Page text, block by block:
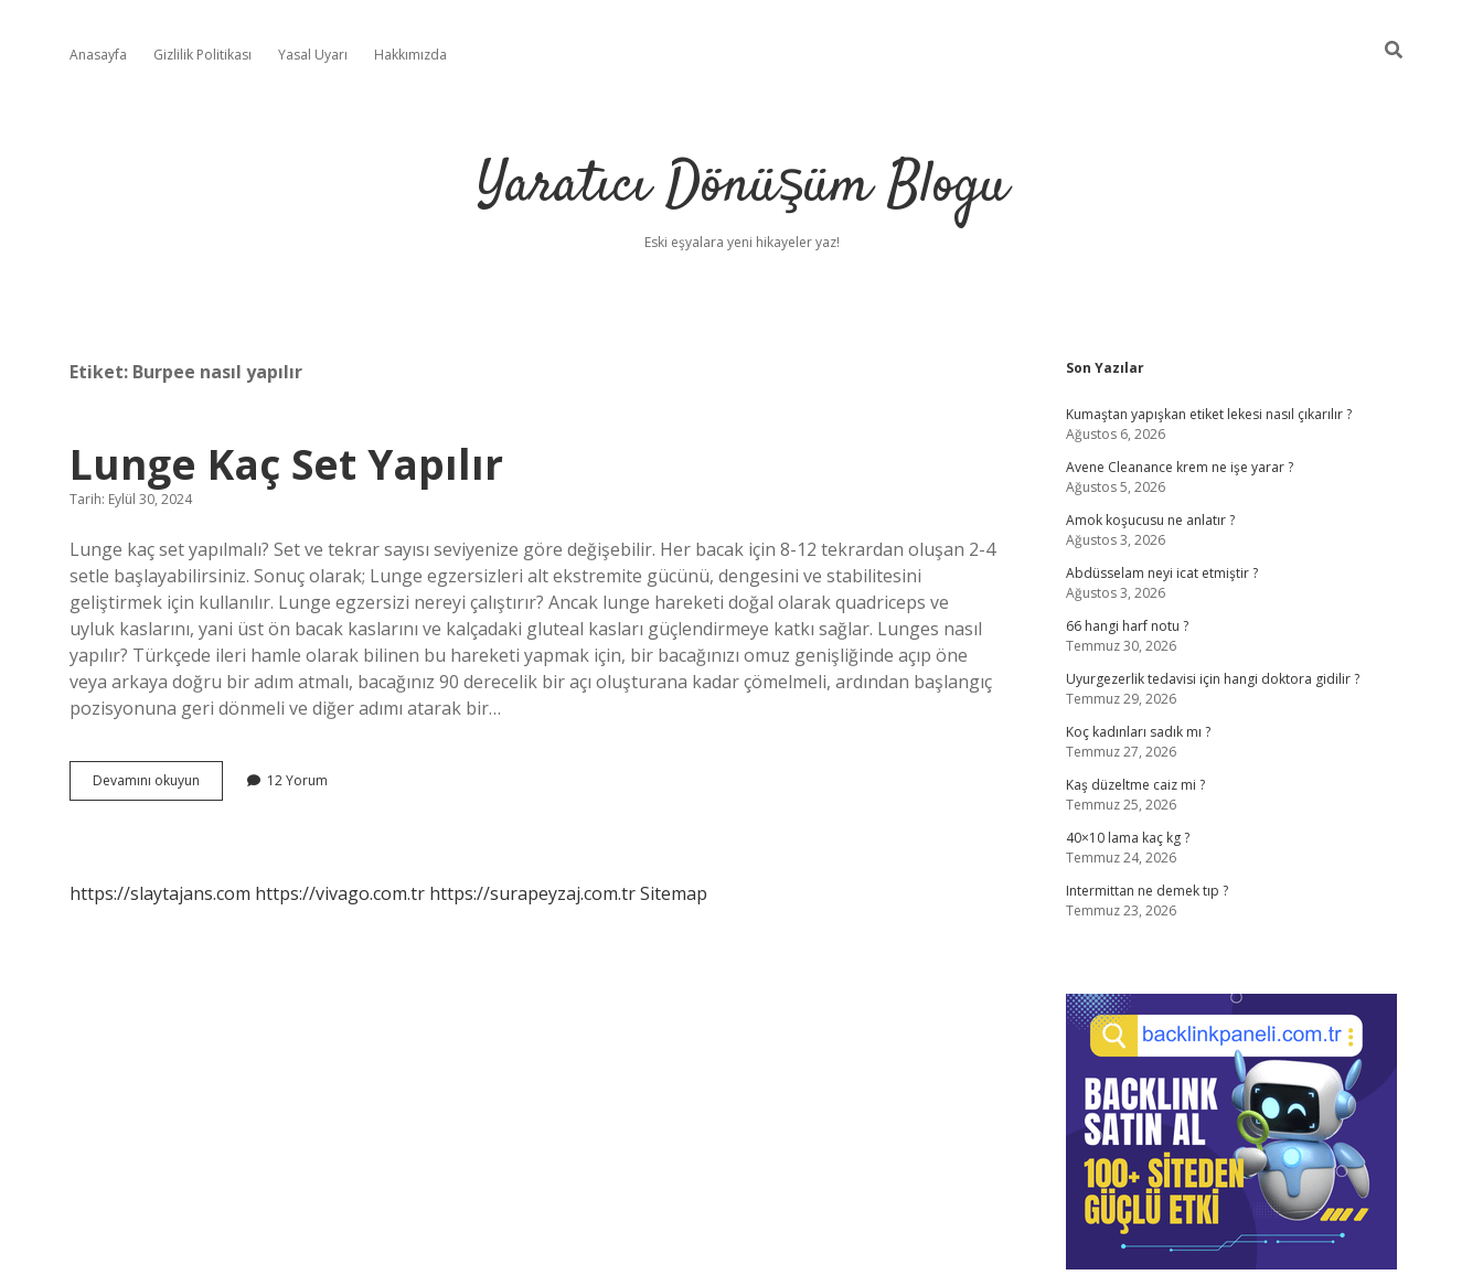
Anasayfa Gizlilik Politikası Yasal Uyarı Hakkımızda
Yaratıcı Dönüşüm Blogu
Eski eşyalara yeni hikayeler yaz!
Etiket: Burpee nasıl yapılır
Lunge Kaç Set Yapılır
Tarih: Eylül 30, 2024
Lunge kaç set yapılmalı? Set ve tekrar sayısı seviyenize göre değişebilir. Her bacak için 8-12 tekrardan oluşan 2-4
setle başlayabilirsiniz. Sonuç olarak; Lunge egzersizleri alt ekstremite gücünü, dengesini ve stabilitesini
geliştirmek için kullanılır. Lunge egzersizi nereyi çalıştırır? Ancak lunge hareketi doğal olarak quadriceps ve
uyluk kaslarını, yani üst ön bacak kaslarını ve kalçadaki gluteal kasları güçlendirmeye katkı sağlar. Lunges nasıl
yapılır? Türkçede ileri hamle olarak bilinen bu hareketi yapmak için, bir bacağınızı omuz genişliğinde açıp öne
veya arkaya doğru bir adım atmalı, bacağınız 90 derecelik bir açı oluşturana kadar çömelmeli, ardından başlangıç
​​pozisyonuna geri dönmeli ve diğer adımı atarak bir…
Devamını okuyun
Kaç
12 Yorum
https://slaytajans.com https://vivago.com.tr https://surapeyzaj.com.trSitemap
Sidebar
Son Yazılar
Kumaştan yapışkan etiket lekesi nasıl çıkarılır ?
Ağustos 6, 2026
Avene Cleanance krem ne işe yarar ?
Ağustos 5, 2026
Amok koşucusu ne anlatır ?
Ağustos 3, 2026
Abdüsselam neyi icat etmiştir ?
Ağustos 3, 2026
66 hangi harf notu ?
Temmuz 30, 2026
Uyurgezerlik tedavisi için hangi doktora gidilir ?
Temmuz 29, 2026
Koç kadınları sadık mı ?
Temmuz 27, 2026
Kaş düzeltme caiz mi ?
Temmuz 25, 2026
40×10 lama kaç kg ?
Temmuz 24, 2026
Intermittan ne demek tıp ?
Temmuz 23, 2026